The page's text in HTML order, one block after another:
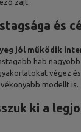
zajt.
és
jól működik
hab
végez
modellt is.
ki a